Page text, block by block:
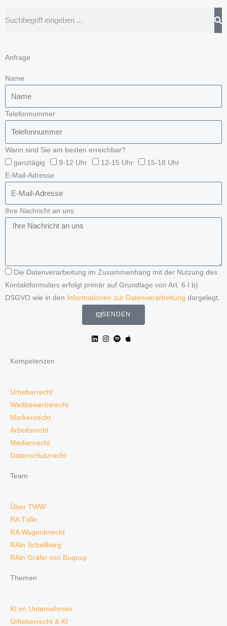
Anfrage
Name
Telefonnummer
Wann sind Sie am besten erreichbar?
ganztägig
9-12 Uhr 12-15 Uhr
15-18 Uhr
E-Mail-Adresse
Ihre Nachricht an uns
Die Datenverarbeitung im Zusammenhang mit der Nutzung des
Kontaktformulars erfolgt primär auf Grundlage von Art. 6 I b)
DSGVO wie in den
Informationen zur Datenverarbeitung dargelegt.
SENDEN
Kompetenzen
Urheberrecht
Wettbewerbsrecht
Markenrecht
Arbeitsrecht
Medienrecht
Datenschutzrecht
Team
Über TWW
RA Tölle
RA Wagenknecht
RAin Schellberg
RAin Gräfin von Buqouy
Themen
KI im Unternehmen
Urheberrecht & KI